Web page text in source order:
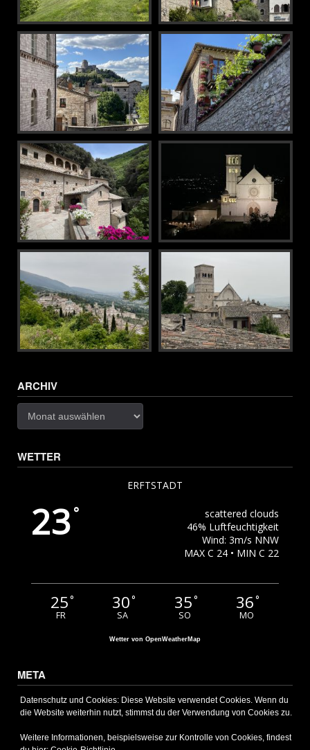
ARCHIV
WETTER
ERFTSTADT
23°
scattered clouds
46% Luftfeuchtigkeit
Wind: 3m/s NNW
MAX C 24 • MIN C 22
25°
FR
30°
SA
35°
SO
36°
MO
Wetter von OpenWeatherMap
META
Anmelden
Eintrags-Feed
WordPress.org
Datenschutz und Cookies: Diese Website verwendet Cookies. Wenn du
die Website weiterhin nutzt, stimmst du der Verwendung von Cookies zu.
Weitere Informationen, beispielsweise zur Kontrolle von Cookies, findest